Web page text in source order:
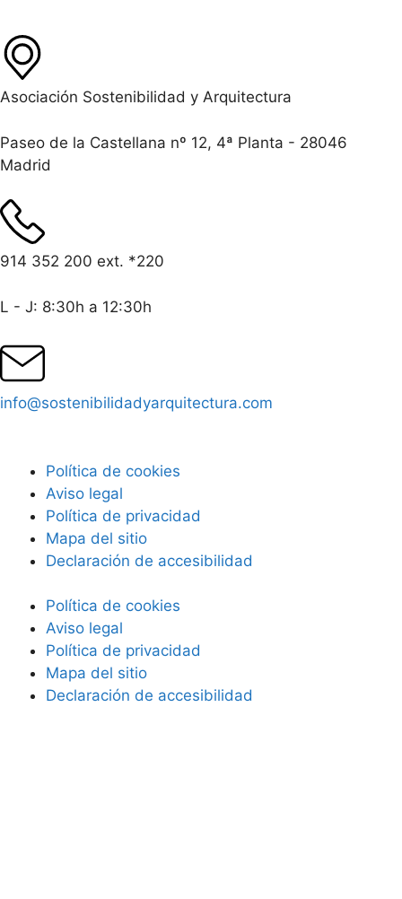
Asociación Sostenibilidad y Arquitectura
Paseo de la Castellana nº 12, 4ª Planta - 28046
Madrid
914 352 200 ext. *220
L - J: 8:30h a 12:30h
info@sostenibilidadyarquitectura.com
Política de cookies
Aviso legal
Política de privacidad
Mapa del sitio
Declaración de accesibilidad
Política de cookies
Aviso legal
Política de privacidad
Mapa del sitio
Declaración de accesibilidad